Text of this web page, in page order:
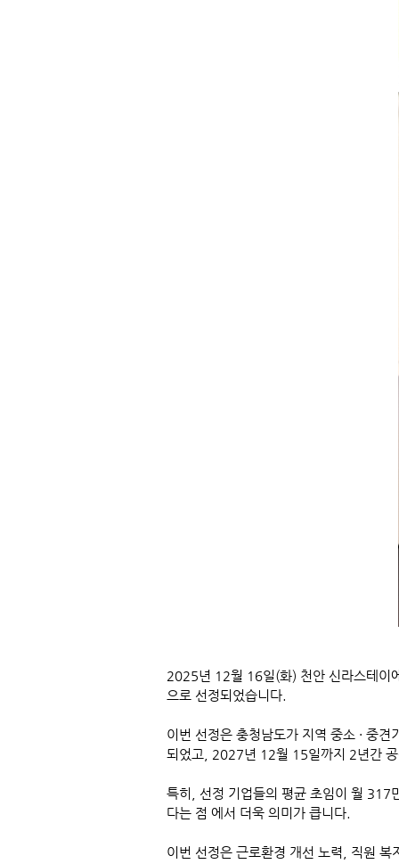
2025년 12월 16일(화) 천안 신라스테이
으로 선정되었습니다.
이번 선정은 충청남도가 지역 중소 · 중
되었고, 2027년 12월 15일까지 2년간
특히, 선정 기업들의 평균 초임이 월 317
다는 점 에서 더욱 의미가 큽니다.
이번 선정은 근로환경 개선 노력, 직원 복